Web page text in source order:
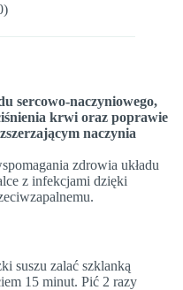
sercowo-naczyniowego,
krwi oraz poprawie
naczynia
zdrowia układu
z infekcjami dzięki
suszu zalać szklanką
15 minut. Pić 2 razy